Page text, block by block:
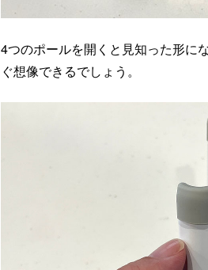
4つのポールを開くと見知った形に
ぐ想像できるでしょう。